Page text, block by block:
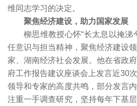
维同志学习的决定。
聚焦经济建设，助力国家发展
柳思维教授心怀“长太息以掩涕
任意识与担当精神，聚焦经济建设
家、湖南经济社会发展。他在省政
府工作报告建议座谈会上发言近30
领导和专家的高度共鸣，部分发言
注重一手调查研究，坚持每年下基